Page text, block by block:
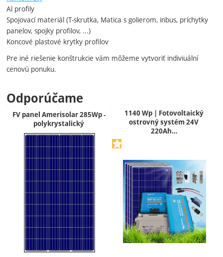
Al profily
Spojovací materiál (T-skrutka, Matica s golierom, inbus, príchytky
panelov, spojky profilov, ...)
Koncové plastové krytky profilov
Pre iné riešenie konštrukcie vám môžeme vytvoriť indiviuální
cenovú ponuku.
Odporúčame
FV panel Amerisolar 285Wp -
polykrystalický
1140 Wp | Fotovoltaický
ostrovný systém 24V
220Ah…